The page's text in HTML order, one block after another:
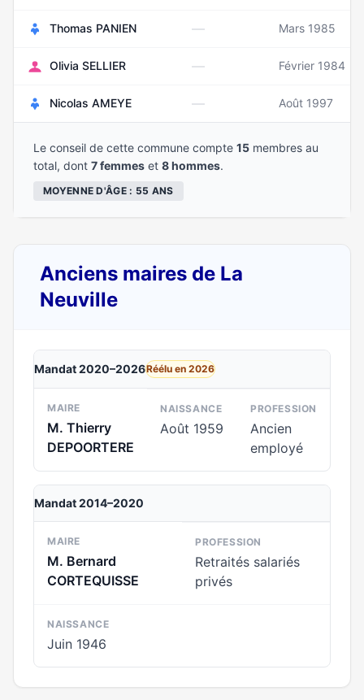
Thomas PANIEN — Mars 1985
Olivia SELLIER — Février 1984
Nicolas AMEYE — Août 1997
Le conseil de cette commune compte 15 membres au
total, dont 7 femmes et 8 hommes.
MOYENNE D'ÂGE : 55 ANS
Anciens maires de La
Neuville
Mandat 2020–2026Réélu en 2026
MAIRE
M. Thierry
DEPOORTERE
NAISSANCE
Août 1959
PROFESSION
Ancien
employé
Mandat 2014–2020
MAIRE
M. Bernard
CORTEQUISSE
PROFESSION
Retraités salariés
privés
NAISSANCE
Juin 1946